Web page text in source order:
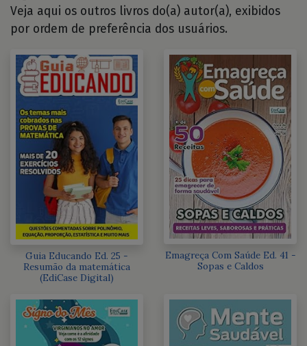
Veja aqui os outros livros do(a) autor(a), exibidos
por ordem de preferência dos usuários.
Guia Educando Ed. 25 -
Resumão da matemática
(EdiCase Digital)
Emagreça Com Saúde Ed. 41 -
Sopas e Caldos